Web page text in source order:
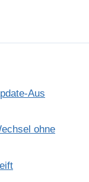
Aus
ohne